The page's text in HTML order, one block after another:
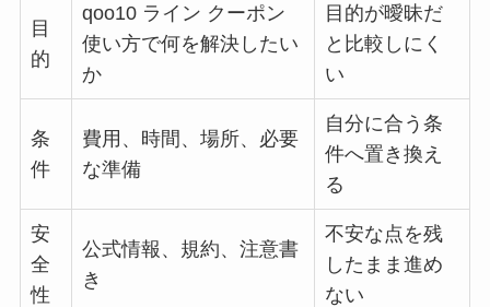
目
的
qoo10 ライン クーポン
使い方で何を解決したい
か
目的が曖昧だ
と比較しにく
い
条
件
費用、時間、場所、必要
な準備
自分に合う条
件へ置き換え
る
安
全
性
公式情報、規約、注意書
き
不安な点を残
したまま進め
ない